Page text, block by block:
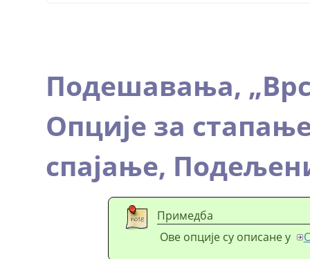
Подешавања, „
Опције за
спајање,
Примедба
Ове опције су описане у